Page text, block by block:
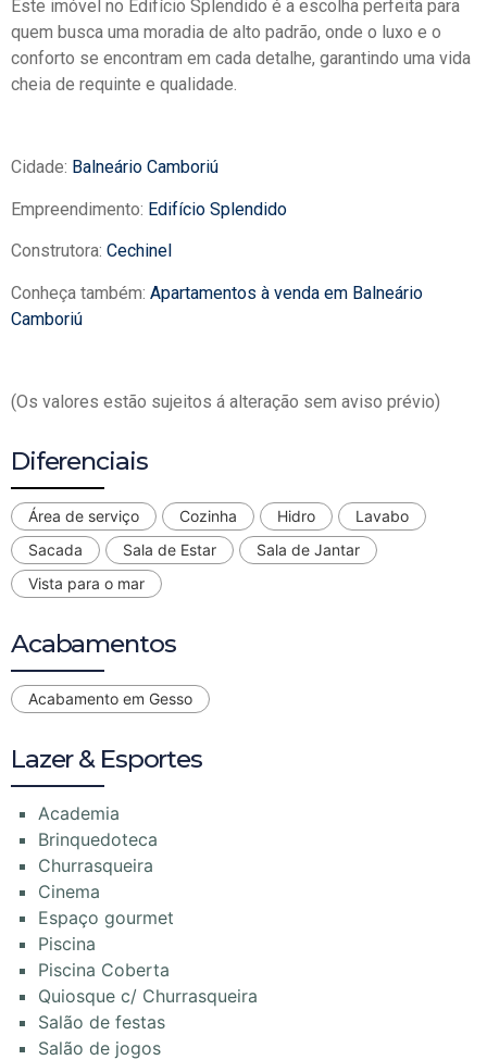
Este imóvel no Edifício Splendido é a escolha perfeita para
quem busca uma moradia de alto padrão, onde o luxo e o
conforto se encontram em cada detalhe, garantindo uma vida
cheia de requinte e qualidade.
Cidade: Balneário Camboriú
Empreendimento: Edifício Splendido
Construtora: Cechinel
Conheça também: Apartamentos à venda em Balneário
Camboriú
(Os valores estão sujeitos á alteração sem aviso prévio)
Diferenciais
Área de serviço Cozinha Hidro
Lavabo
Sacada
Sala de Estar
Sala de Jantar
Vista para o mar
Acabamentos
Acabamento em Gesso
Lazer & Esportes
Academia
Brinquedoteca
Churrasqueira
Cinema
Espaço gourmet
Piscina
Piscina Coberta
Quiosque c/ Churrasqueira
Salão de festas
Salão de jogos